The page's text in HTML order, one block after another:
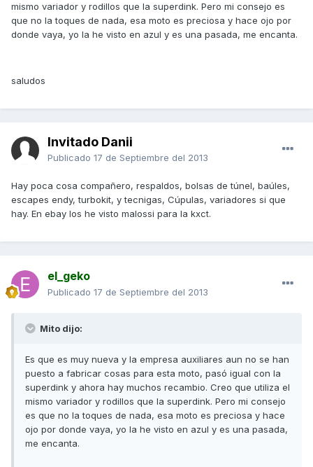
mismo variador y rodillos que la superdink. Pero mi consejo es
que no la toques de nada, esa moto es preciosa y hace ojo por
donde vaya, yo la he visto en azul y es una pasada, me encanta.
saludos
Invitado Danii
Publicado 17 de Septiembre del 2013
Hay poca cosa compañero, respaldos, bolsas de túnel, baúles,
escapes endy, turbokit, y tecnigas, Cúpulas, variadores si que
hay. En ebay los he visto malossi para la kxct.
el_geko
Publicado 17 de Septiembre del 2013
Mito dijo:
Es que es muy nueva y la empresa auxiliares aun no se han
puesto a fabricar cosas para esta moto, pasó igual con la
superdink y ahora hay muchos recambio. Creo que utiliza el
mismo variador y rodillos que la superdink. Pero mi consejo
es que no la toques de nada, esa moto es preciosa y hace
ojo por donde vaya, yo la he visto en azul y es una pasada,
me encanta.